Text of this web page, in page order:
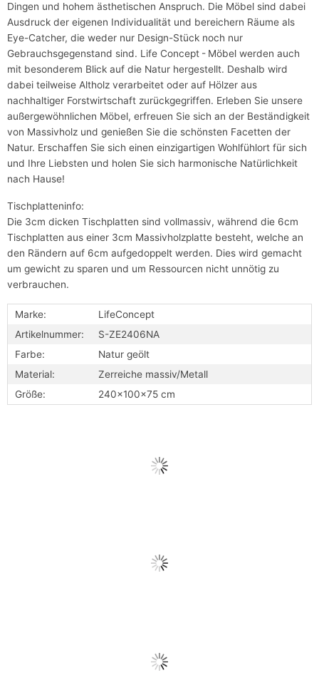
Dingen und hohem ästhetischen Anspruch. Die Möbel sind dabei
Ausdruck der eigenen Individualität und bereichern Räume als
Eye-Catcher, die weder nur Design-Stück noch nur
Gebrauchsgegenstand sind. Life Concept - Möbel werden auch
mit besonderem Blick auf die Natur hergestellt. Deshalb wird
dabei teilweise Altholz verarbeitet oder auf Hölzer aus
nachhaltiger Forstwirtschaft zurückgegriffen. Erleben Sie unsere
außergewöhnlichen Möbel, erfreuen Sie sich an der Beständigkeit
von Massivholz und genießen Sie die schönsten Facetten der
Natur. Erschaffen Sie sich einen einzigartigen Wohlfühlort für sich
und Ihre Liebsten und holen Sie sich harmonische Natürlichkeit
nach Hause!
Tischplatteninfo:
Die 3cm dicken Tischplatten sind vollmassiv, während die 6cm
Tischplatten aus einer 3cm Massivholzplatte besteht, welche an
den Rändern auf 6cm aufgedoppelt werden. Dies wird gemacht
um gewicht zu sparen und um Ressourcen nicht unnötig zu
verbrauchen.
Marke:
LifeConcept
Artikelnummer:
S-ZE2406NA
Farbe:
Natur geölt
Material:
Zerreiche massiv/Metall
Größe:
240x100x75 cm